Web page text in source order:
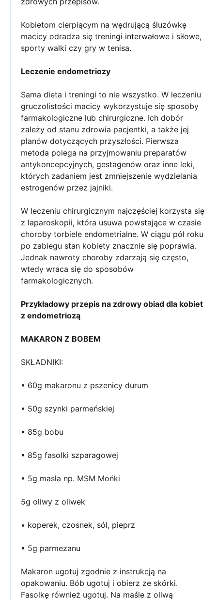
Kobietom cierpiącym na wędrującą śluzówkę
macicy odradza się treningi interwałowe i siłowe,
sporty walki czy gry w tenisa.
Leczenie endometriozy
Sama dieta i treningi to nie wszystko. W leczeniu
gruczolistości macicy wykorzystuje się sposoby
farmakologiczne lub chirurgiczne. Ich dobór
zależy od stanu zdrowia pacjentki, a także jej
planów dotyczących przyszłości. Pierwsza
metoda polega na przyjmowaniu preparatów
antykoncepcyjnych, gestagenów oraz inne leki,
których zadaniem jest zmniejszenie wydzielania
estrogenów przez jajniki.
W leczeniu chirurgicznym najczęściej korzysta się
z laparoskopii, która usuwa powstające w czasie
choroby torbiele endometrialne. W ciągu pół roku
po zabiegu stan kobiety znacznie się poprawia.
Jednak nawroty choroby zdarzają się często,
wtedy wraca się do sposobów
farmakologicznych.
Przykładowy przepis na zdrowy obiad dla kobiet
z endometriozą
MAKARON Z BOBEM
SKŁADNIKI:
• 60g makaronu z pszenicy durum
• 50g szynki parmeńskiej
• 85g bobu
• 85g fasolki szparagowej
• 5g masła np. MSM Mońki
5g oliwy z oliwek
• koperek, czosnek, sól, pieprz
• 5g parmezanu
Makaron ugotuj zgodnie z instrukcją na
opakowaniu. Bób ugotuj i obierz ze skórki.
Fasolkę również ugotuj. Na maśle z oliwą